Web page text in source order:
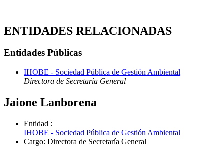
ENTIDADES RELACIONADAS
Entidades Públicas
IHOBE - Sociedad Pública de Gestión Ambiental
Directora de Secretaría General
Jaione Lanborena
Entidad :
IHOBE - Sociedad Pública de Gestión Ambiental
Cargo: Directora de Secretaría General